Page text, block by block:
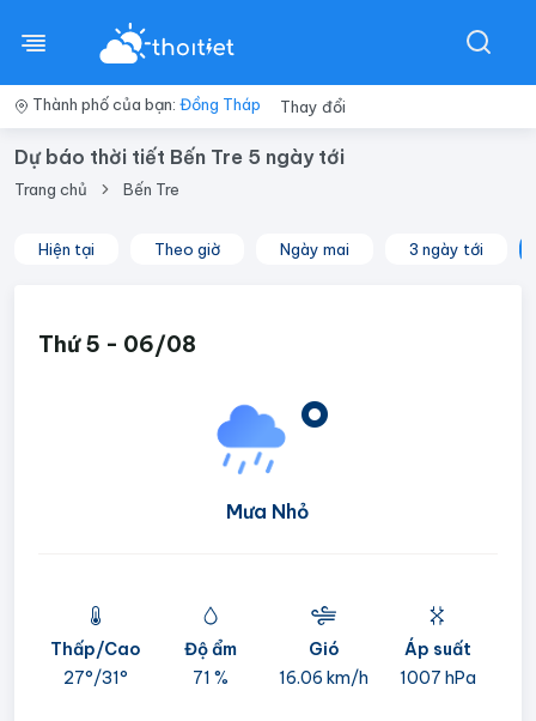
Thành phố của bạn: Đồng Tháp Thay đổi
Dự báo thời tiết Bến Tre 5 ngày tới
Trang chủ Bến Tre
Hiện tại Theo giờ Ngày mai 3 ngày tới
Thứ 5 - 06/08
°
Mưa Nhỏ
Thấp/Cao
27°/31°
Độ ẩm
71 %
Gió
16.06 km/h
Áp suất
1007 hPa